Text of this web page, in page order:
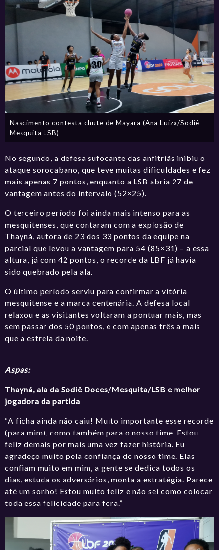
Nascimento contesta chute de Mayara (Ana Luiza/Sodiê
Mesquita LSB)
No segundo, a defesa sufocante das anfitriãs inibiu o
ataque sorocabano, que teve muitas dificuldades e fez
mais apenas 7 pontos, enquanto a LSB abria 27 de
vantagem antes do intervalo (52×25).
O terceiro período foi ainda mais intenso para as
mesquitenses, que contaram com a explosão de
Thayná, autora de 23 dos 33 pontos da equipe na
parcial que levou a vantagem para 54 (85×31) – a essa
altura, já com 42 pontos, o recorde da LBF já havia
sido quebrado pela ala.
O último período serviu para confirmar a vitória
mesquitense e a marca centenária. A defesa local
relaxou e as visitantes voltaram a pontuar mais, mas
sem passar dos 50 pontos, e com apenas três a mais
que a estrela da noite.
Aspas:
Thayná, ala daSodiê Doces/Mesquita/LSB e melhor
jogadora da partida
“A ficha ainda não caiu! Muito importante esse recorde
(para mim), como também para o nosso time. Estou
feliz demais por mais uma vez fazer história. Eu
agradeço muito pela confiança do nosso time. Elas
confiam muito em mim, a gente se dedica todos os
dias, estuda os adversários, monta a estratégia. Parece
até um sonho! Estou muito feliz e não sei como colocar
toda essa felicidade para fora.”